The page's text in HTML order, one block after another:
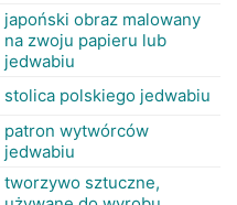
japoński obraz malowany
na zwoju papieru lub
jedwabiu
stolica polskiego jedwabiu
patron wytwórców
jedwabiu
tworzywo sztuczne,